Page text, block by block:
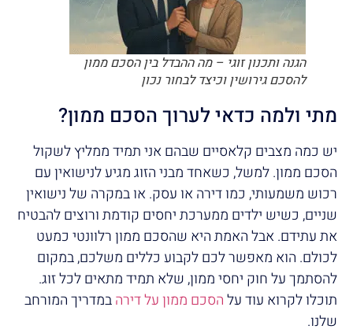
הגנה ותכנון זוגי – מה ההבדל בין הסכם ממון
להסכם גירושין וכיצד לבחור נכון
מתי ולמה כדאי לערוך הסכם ממון?
יש כמה מצבים קלאסיים שבהם אני תמיד ממליץ לשקול
הסכם ממון. למשל, כשאחד מבני הזוג מגיע לנישואין עם
רכוש משמעותי, כמו דירה או עסק. או במקרה של נישואין
שניים, כשיש ילדים ממערכת יחסים קודמת ורוצים להבטיח
את עתידם. אבל האמת היא שהסכם ממון רלוונטי כמעט
לכולם. הוא מאפשר לכם לקבוע כללים משלכם, במקום
להסתמך על חוק יחסי ממון, שלא תמיד מתאים לכל זוג.
תוכלו לקרוא עוד עלהסכם ממון על דירהבמדריך המורחב
שלנו.